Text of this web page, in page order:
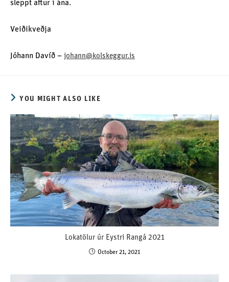
sleppt aftur í ána.
Veiðikveðja
Jóhann Davíð – johann@kolskeggur.is
YOU MIGHT ALSO LIKE
Lokatölur úr Eystri Rangá 2021
October 21, 2021